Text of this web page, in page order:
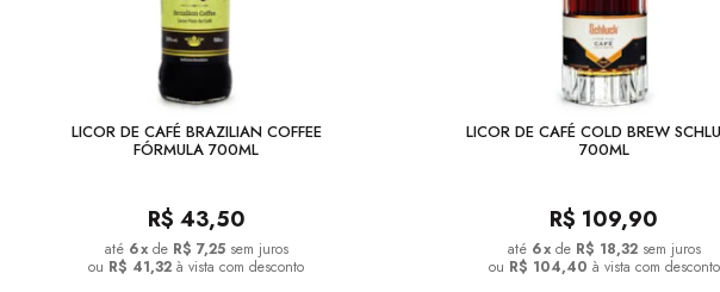
LICOR DE CAFÉ BRAZILIAN COFFEE
FÓRMULA 700ML
R$ 43,50
6x de R$ 7,25 sem juros
ou R$ 41,32à vista com desconto
LICOR DE CAFÉ COLD BREW
700ML
R$ 109,90
6x de R$ 18,32 sem juros
ou R$ 104,40 à vista com desconto